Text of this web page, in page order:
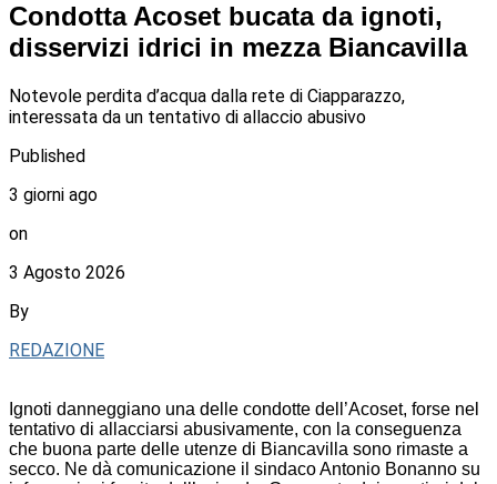
Condotta Acoset bucata da ignoti,
disservizi idrici in mezza Biancavilla
Notevole perdita d’acqua dalla rete di Ciapparazzo,
interessata da un tentativo di allaccio abusivo
Published
3 giorni ago
on
3 Agosto 2026
By
REDAZIONE
Ignoti danneggiano una delle condotte dell’Acoset, forse nel
tentativo di allacciarsi abusivamente, con la conseguenza
che buona parte delle utenze di Biancavilla sono rimaste a
secco. Ne dà comunicazione il sindaco Antonio Bonanno su